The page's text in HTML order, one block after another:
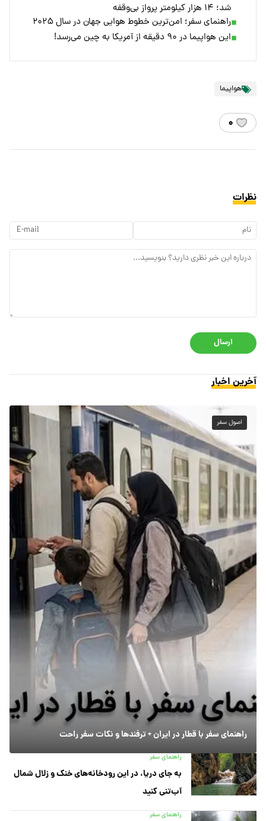
شد؛ ۱۴ هزار کیلومتر پرواز بی‌وقفه
راهنمای سفر؛ امن‌ترین خطوط هوایی جهان در سال ۲۰۲۵
این هواپیما در ۹۰ دقیقه از آمریکا به چین می‌رسد!
هواپیما
۰
نظرات
ارسال
آخرین اخبار
اصول سفر
راهنمای سفر با قطار در ایران + ترفندها و نکات سفر راحت
راهنمای سفر
به جای دریا، در این رودخانه‌های خنک و زلال شمال
آب‌تنی کنید
راهنمای سفر